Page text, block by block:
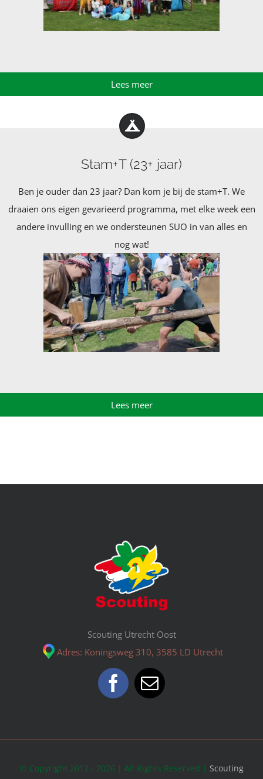
Lees meer
Stam+T (23+ jaar)
Ben je ouder dan 23 jaar? Dan kom je bij de stam+T. We
draaien ons eigen gevarieerd programma, met elke week een
andere invulling en we ondersteunen SUO in van alles en
nog wat!
Lees meer
Scouting Utrecht Oost
Adres: Koningsweg 310, 3585 LD Utrecht
© Copyright 2012 - 2026 | All Rights Reserved | Scouting